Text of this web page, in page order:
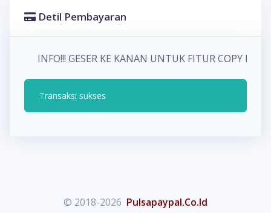
Detil Pembayaran
INFO!!! GESER KE KANAN UNTUK FITUR COPY
Transaksi sukses
© 2018-2026 Pulsapaypal.Co.Id